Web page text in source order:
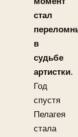
стал
в
судьбе
артистки.
Год
спустя
Пелагея
стала